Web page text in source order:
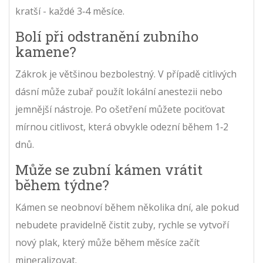
kratší - každé 3‑4 měsíce.
Bolí při odstranění zubního
kamene?
Zákrok je většinou bezbolestný. V případě citlivých
dásní může zubař použít lokální anestezii nebo
jemnější nástroje. Po ošetření můžete pociťovat
mírnou citlivost, která obvykle odezní během 1‑2
dnů.
Může se zubní kámen vrátit
během týdne?
Kámen se neobnoví během několika dní, ale pokud
nebudete pravidelně čistit zuby, rychle se vytvoří
nový plak, který může během měsíce začít
mineralizovat.